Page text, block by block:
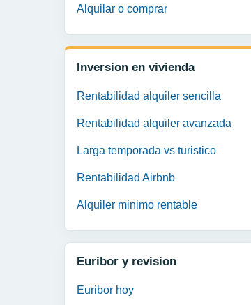
Alquilar o comprar
Inversion en vivienda
Rentabilidad alquiler sencilla
Rentabilidad alquiler avanzada
Larga temporada vs turistico
Rentabilidad Airbnb
Alquiler minimo rentable
Euribor y revision
Euribor hoy